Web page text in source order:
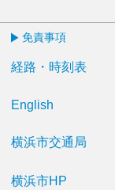
免責事項
経路・時刻表
English
横浜市交通局
横浜市HP